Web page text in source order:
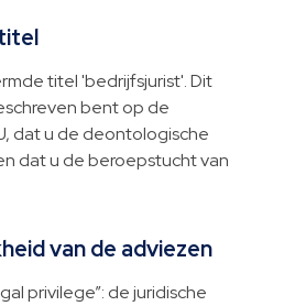
titel 'bedrijfsjurist'. Dit
bent op de
dat u de deontologische
dat u de beroepstucht van
van de adviezen
privilege”: de juridische